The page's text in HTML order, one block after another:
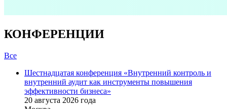
КОНФЕРЕНЦИИ
Все
Шестнадцатая конференция «Внутренний контроль и
внутренний аудит как инструменты повышения
эффективности бизнеса»
20 августа 2026 года